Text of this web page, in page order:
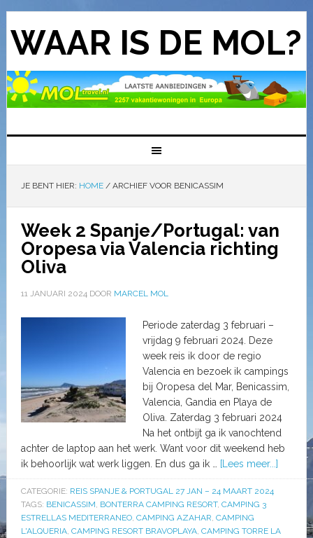
WAAR IS DE MOL?
JE BENT HIER: HOME /ARCHIEF VOOR BENICASSIM
Week 2 Spanje/Portugal: van
Oropesa via Valencia richting
Oliva
11 JANUARI 2024DOOR MARCEL MOL
Periode zaterdag 3 februari –
vrijdag 9 februari 2024. Deze
week reis ik door de regio
Valencia en bezoek ik campings
bij Oropesa del Mar, Benicassim,
Valencia, Gandia en Playa de
Oliva. Zaterdag 3 februari 2024
Na het ontbijt ga ik vanochtend
achter de laptop aan het werk. Want voor dit weekend heb
ik behoorlijk wat werk liggen. En dus ga ik …
[Lees meer...]
CATEGORIE: REIS SPANJE & PORTUGAL 27 JAN – 24 MAART 2024
TAGS: BENICASSIM, BONTERRA CAMPING RESORT, CAMPING 3
ESTRELLAS MEDITERRANEO, CAMPING AZAHAR, CAMPING
L'ALQUERIA, CAMPING RESORT BRAVOPLAYA, CAMPING TORRE LA